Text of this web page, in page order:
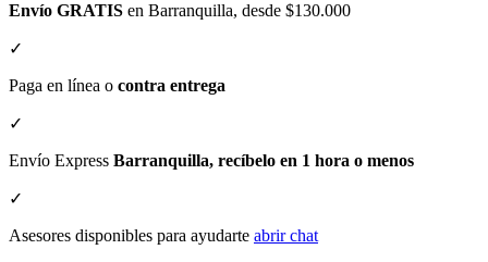
Envío GRATIS en Barranquilla, desde $130.000
✓
Paga en línea o contra entrega
✓
Envío Express Barranquilla, recíbelo en 1 hora o menos
✓
Asesores disponibles para ayudarte abrir chat